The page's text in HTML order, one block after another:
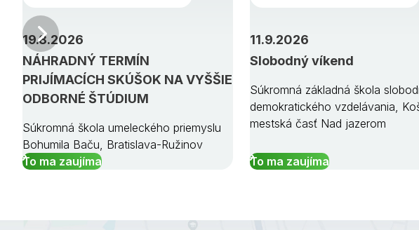
NÁHRADNÝ TERMÍN
PRIJÍMACÍCH SKÚŠOK NA VYŠŠIE
ODBORNÉ ŠTÚDIUM
19.8.2026
Súkromná škola umeleckého priemyslu
Bohumila Baču, Bratislava-Ružinov
To ma zaujíma
Slobodný víkend
11.9.2026
Súkromná základná škola
demokratického vzdelávania,
mestská časť Nad jazerom
To ma zaujíma
Predchádzajúci